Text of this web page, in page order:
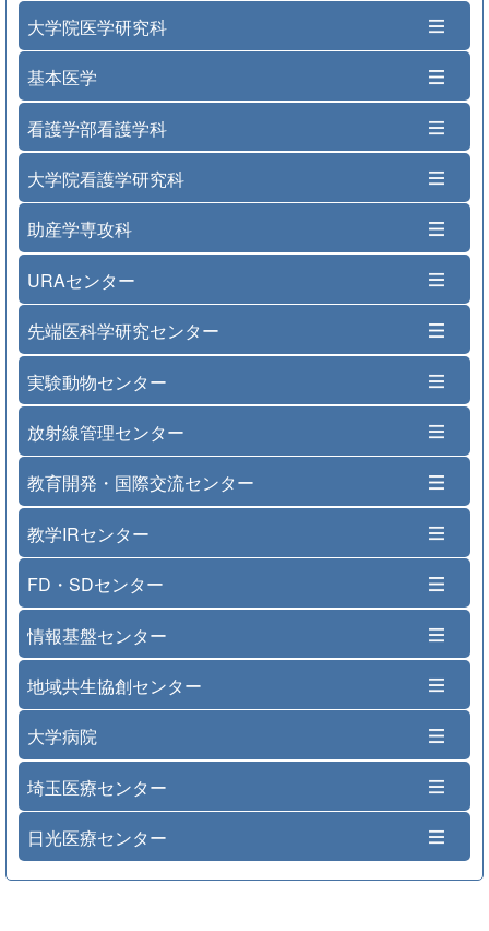
大学院医学研究科
基本医学
看護学部看護学科
大学院看護学研究科
助産学専攻科
URAセンター
先端医科学研究センター
実験動物センター
放射線管理センター
教育開発・国際交流センター
教学IRセンター
FD・SDセンター
情報基盤センター
地域共生協創センター
大学病院
埼玉医療センター
日光医療センター